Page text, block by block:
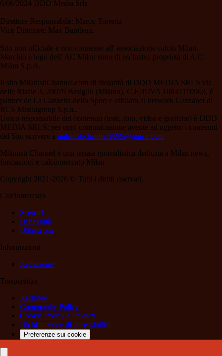
6/06/2024 DDD Media Srls
Direttore Responsabile: Marco Torretta
Vice Direttore: Max Bambara.
Sito non ufficiale e non connesso all' associazione calcio Milan.
Marchio e logo dell' AC Milan sono di esclusiva proprietà di A.C.
Milan S.p.A.
Il sito MilanistiChannel.com di titolarità di DDD MEDIA SRLS via
delle Risaie 3, 20079 Basiglio (Milano), C.F./P.IVA 10837110963, è
partner de La Gazzetta dello Sport e affiliato al network Gazzanet di
RCS Mediagroup S.p.a..
Unico responsabile dei contenuti (testi, foto, video e grafiche) è DDD
MEDIA SRLS; per ogni comunicazione avente ad oggetto i contenuti
del Sito scrivere a milanistichannel1899@gmail.com
Milanisti Channel è una testata giornalistica dedicata a Milan news,
formazioni e calciomercato Milan
Copyright 2021-2026 © Tutti i diritti riservati.
Calciomercato
Scenari
Ufficialità
Ultima ora
Informazioni
Redazione
Trasparenza
Archivio
Community Policy
Cookie Policy e Privacy
Dichiarazione di accessibilità
Preferenze sui cookie